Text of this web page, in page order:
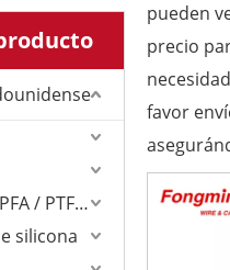
Alambre de FEP / PFA / PTFE/ETFE
silicona
pueden
precio
favor